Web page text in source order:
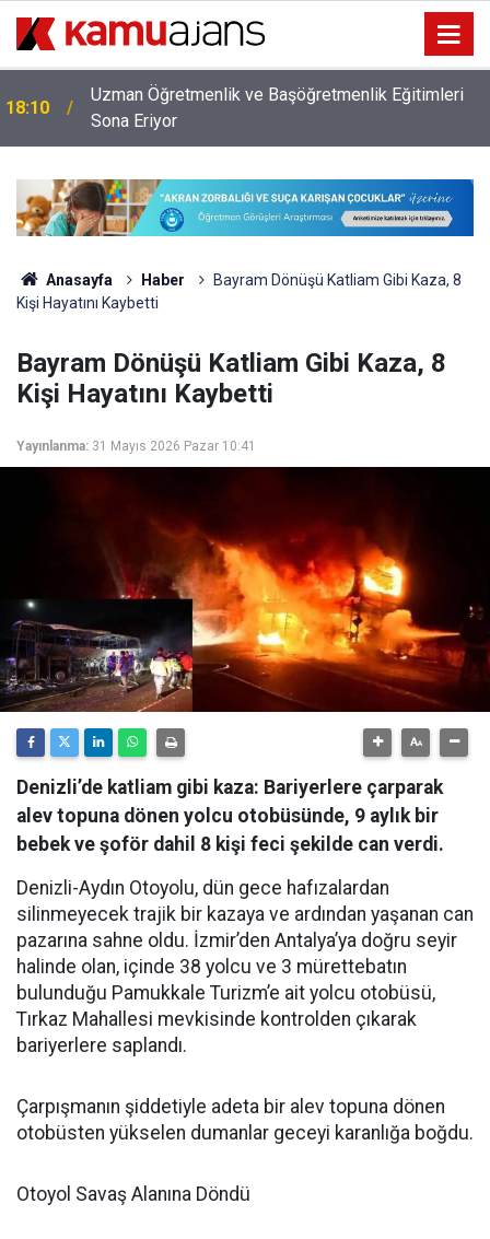
18:10
Uzman Öğretmenlik ve Başöğretmenlik Eğitimleri
Sona Eriyor
Anasayfa Haber
Bayram Dönüşü Katliam Gibi Kaza, 8
Kişi Hayatını Kaybetti
Bayram Dönüşü Katliam Gibi Kaza, 8
Kişi Hayatını Kaybetti
Yayınlanma: 31 Mayıs 2026 Pazar 10:41
Denizli’de katliam gibi kaza: Bariyerlere çarparak
alev topuna dönen yolcu otobüsünde, 9 aylık bir
bebek ve şoför dahil 8 kişi feci şekilde can verdi.
Denizli-Aydın Otoyolu, dün gece hafızalardan
silinmeyecek trajik bir kazaya ve ardından yaşanan can
pazarına sahne oldu. İzmir’den Antalya’ya doğru seyir
halinde olan, içinde 38 yolcu ve 3 mürettebatın
bulunduğu Pamukkale Turizm’e ait yolcu otobüsü,
Tırkaz Mahallesi mevkisinde kontrolden çıkarak
bariyerlere saplandı.
​Çarpışmanın şiddetiyle adeta bir alev topuna dönen
otobüsten yükselen dumanlar geceyi karanlığa boğdu.
​Otoyol Savaş Alanına Döndü